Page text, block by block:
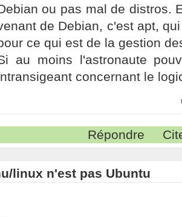
ou pas mal de distros.
de Debian, c'est apt,
ce qui est de la gestion
au moins l'astronaute
concernant le
Répondre
linux n'est pas Ubuntu